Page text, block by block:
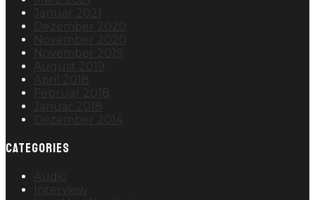
CATEGORIES